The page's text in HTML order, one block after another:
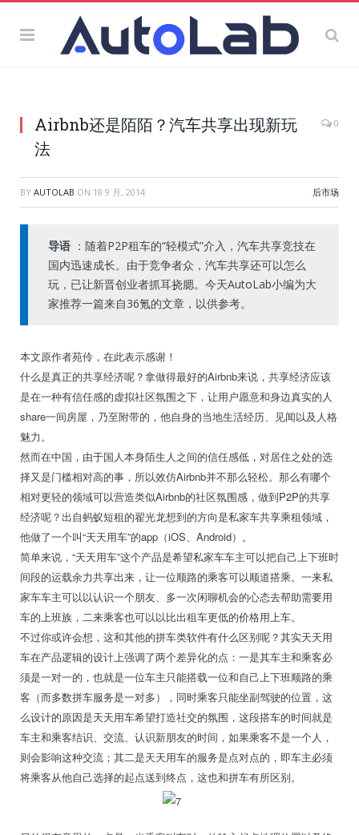
Airbnb还是陌陌？汽车共享出现新玩
法
0
BY AUTOLAB ON 18 9 月, 2014 后市场
导语 ：随着P2P租车的“轻模式”介入，汽车共享竞技在
国内迅速成长。由于竞争者众，汽车共享还可以怎么
玩，已让新晋创业者抓耳挠腮。今天AutoLab小编为大
家推荐一篇来自36氪的文章，以供参考。
本文原作者苑伶，在此表示感谢！
什么是真正的共享经济呢？拿做得最好的Airbnb来说，共享经济应该
是在一种有信任感的虚拟社区氛围之下，让用户愿意和身边真实的人
share一间房屋，乃至附带的，他自身的当地生活经历、见闻以及人格
魅力。
然而在中国，由于国人本身陌生人之间的信任感低，对居住之处的选
择又是门槛相对高的事，所以效仿Airbnb并不那么轻松。那么有哪个
相对更轻的领域可以营造类似Airbnb的社区氛围感，做到P2P的共享
经济呢？出自蚂蚁短租的翟光龙想到的方向是私家车共享乘租领域，
他做了一个叫“天天用车”的app（iOS、Android）。
简单来说，“天天用车”这个产品是希望私家车车主可以把自己上下班时
间段的运载余力共享出来，让一位顺路的乘客可以顺道搭乘。一来私
家车车主可以以认识一个朋友、多一次闲聊机会的心态去帮助需要用
车的上班族，二来乘客也可以以比出租车更低的价格用上车。
不过你或许会想，这和其他的拼车类软件有什么区别呢？其实天天用
车在产品逻辑的设计上强调了两个差异化的点：一是其车主和乘客必
须是一对一的，也就是一位车主只能搭载一位和自己上下班顺路的乘
客（而多数拼车服务是一对多），同时乘客只能坐副驾驶的位置，这
么设计的原因是天天用车希望打造社交的氛围，这段搭车的时间就是
车主和乘客结识、交流、认识新朋友的时间，如果乘客不是一个人，
则会影响这种交流；其二是天天用车的服务是点对点的，即车主必须
将乘客从他自己选择的起点送到终点，这也和拼车有所区别。